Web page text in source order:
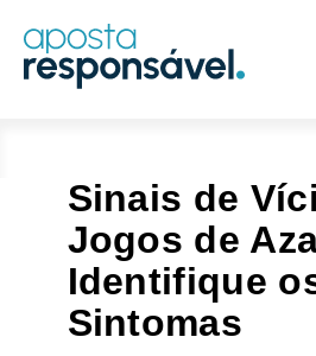
Sinais de
Jogos de
Identifique
Sintomas